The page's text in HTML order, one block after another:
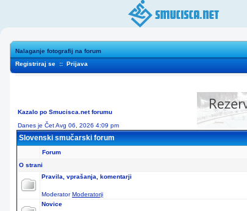
Nalaganje fotografij na forum
Registriraj se :: Prijava
Kazalo po Smucisca.net forumu
Danes je Čet Avg 06, 2026 4:09 pm
Slovenski smučarski forum
Forum
O strani
Pravila, vprašanja, komentarji
ModeratorModeratorji
Novice